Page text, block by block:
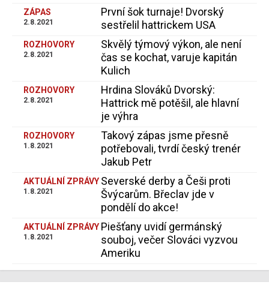
ZÁPAS
2.8.2021
První šok turnaje! Dvorský
sestřelil hattrickem USA
ROZHOVORY
2.8.2021
Skvělý týmový výkon, ale není
čas se kochat, varuje kapitán
Kulich
ROZHOVORY
2.8.2021
Hrdina Slováků Dvorský:
Hattrick mě potěšil, ale hlavní
je výhra
ROZHOVORY
1.8.2021
Takový zápas jsme přesně
potřebovali, tvrdí český trenér
Jakub Petr
AKTUÁLNÍ ZPRÁVY
1.8.2021
Severské derby a Češi proti
Švýcarům. Břeclav jde v
pondělí do akce!
AKTUÁLNÍ ZPRÁVY
1.8.2021
Piešťany uvidí germánský
souboj, večer Slováci vyzvou
Ameriku